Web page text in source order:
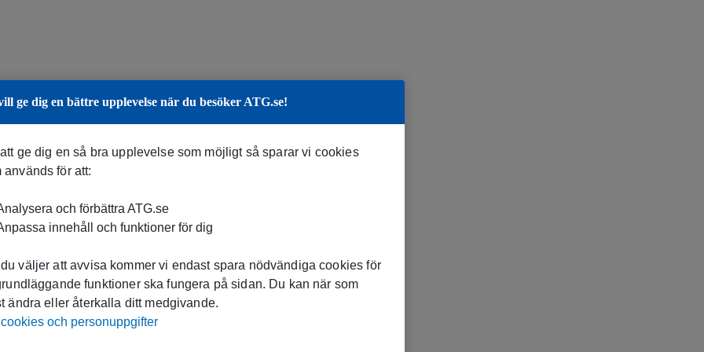
ge dig en bättre upplevelse när du besöker ATG.se!
ge dig en så bra upplevelse som möjligt så sparar vi cookies
används för att:
och förbättra ATG.se
innehåll och funktioner för dig
väljer att avvisa kommer vi endast spara nödvändiga cookies för
funktioner ska fungera på sidan. Du kan när som
ändra eller återkalla ditt medgivande.
och personuppgifter